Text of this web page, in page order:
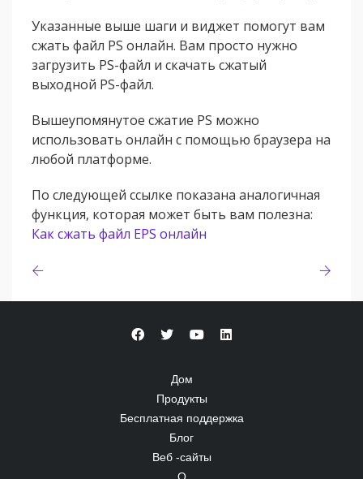
Указанные выше шаги и виджет помогут вам
сжать файл PS онлайн. Вам просто нужно
загрузить PS-файл и скачать сжатый
выходной PS-файл.
Вышеупомянутое сжатие PS можно
использовать онлайн с помощью браузера на
любой платформе.
По следующей ссылке показана аналогичная
функция, которая может быть вам полезна:
Как сжать файл EPS онлайн
Дом
Продукты
Бесплатная поддержка
Блог
Веб -сайты